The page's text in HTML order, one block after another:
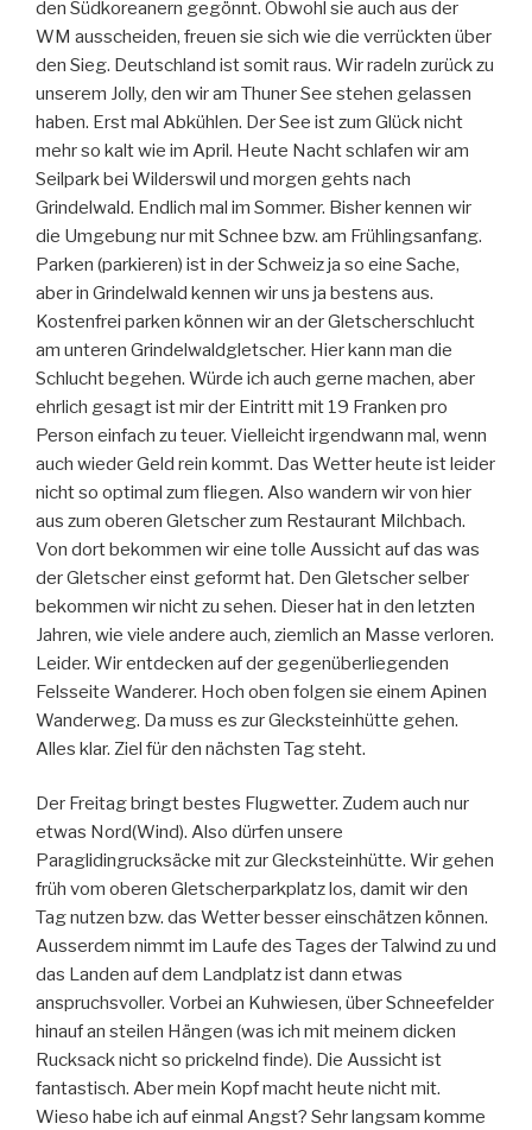
den Südkoreanern gegönnt. Obwohl sie auch aus der
WM ausscheiden, freuen sie sich wie die verrückten über
den Sieg. Deutschland ist somit raus. Wir radeln zurück zu
unserem Jolly, den wir am Thuner See stehen gelassen
haben. Erst mal Abkühlen. Der See ist zum Glück nicht
mehr so kalt wie im April. Heute Nacht schlafen wir am
Seilpark bei Wilderswil und morgen gehts nach
Grindelwald. Endlich mal im Sommer. Bisher kennen wir
die Umgebung nur mit Schnee bzw. am Frühlingsanfang.
Parken (parkieren) ist in der Schweiz ja so eine Sache,
aber in Grindelwald kennen wir uns ja bestens aus.
Kostenfrei parken können wir an der Gletscherschlucht
am unteren Grindelwaldgletscher. Hier kann man die
Schlucht begehen. Würde ich auch gerne machen, aber
ehrlich gesagt ist mir der Eintritt mit 19 Franken pro
Person einfach zu teuer. Vielleicht irgendwann mal, wenn
auch wieder Geld rein kommt. Das Wetter heute ist leider
nicht so optimal zum fliegen. Also wandern wir von hier
aus zum oberen Gletscher zum Restaurant Milchbach.
Von dort bekommen wir eine tolle Aussicht auf das was
der Gletscher einst geformt hat. Den Gletscher selber
bekommen wir nicht zu sehen. Dieser hat in den letzten
Jahren, wie viele andere auch, ziemlich an Masse verloren.
Leider. Wir entdecken auf der gegenüberliegenden
Felsseite Wanderer. Hoch oben folgen sie einem Apinen
Wanderweg. Da muss es zur Glecksteinhütte gehen.
Alles klar. Ziel für den nächsten Tag steht.
Der Freitag bringt bestes Flugwetter. Zudem auch nur
etwas Nord(Wind). Also dürfen unsere
Paraglidingrucksäcke mit zur Glecksteinhütte. Wir gehen
früh vom oberen Gletscherparkplatz los, damit wir den
Tag nutzen bzw. das Wetter besser einschätzen können.
Ausserdem nimmt im Laufe des Tages der Talwind zu und
das Landen auf dem Landplatz ist dann etwas
anspruchsvoller. Vorbei an Kuhwiesen, über Schneefelder
hinauf an steilen Hängen (was ich mit meinem dicken
Rucksack nicht so prickelnd finde). Die Aussicht ist
fantastisch. Aber mein Kopf macht heute nicht mit.
Wieso habe ich auf einmal Angst? Sehr langsam komme